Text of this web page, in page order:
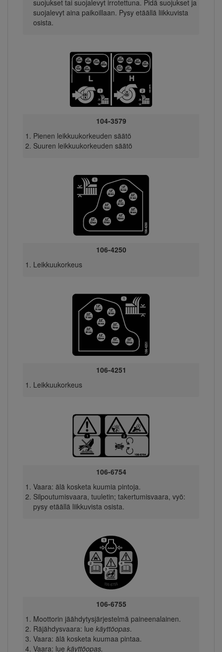
suojukset tai suojalevyt irrotettuna. Pidä suojukset ja
suojalevyt aina paikoillaan. Pysy etäällä liikkuvista
osista.
104-3579
Pienen leikkuukorkeuden säätö
Suuren leikkuukorkeuden säätö
106-4250
Leikkuukorkeus
106-4251
Leikkuukorkeus
106-6754
Vaara: älä kosketa kuumia pintoja.
Silpoutumisvaara, tuuletin; takertumisvaara, vyö:
pysy etäällä liikkuvista osista.
106-6755
Moottorin jäähdytysjärjestelmä paineenalainen.
Räjähdysvaara: lue käyttöopas.
Vaara: älä kosketa kuumaa pintaa.
Vaara: lue käyttöopas.